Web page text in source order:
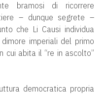
bramosi di ricorrere
– dunque segrete –
che Li Causi individua
imperiali del primo
cui abita il “re in ascolto”
democratica propria